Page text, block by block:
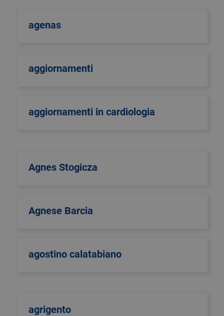
agenas
aggiornamenti
aggiornamenti in cardiologia
Agnes Stogicza
Agnese Barcia
agostino calatabiano
agrigento